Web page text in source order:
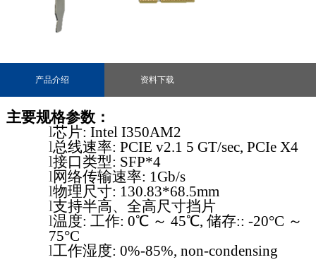
产品介绍 资料下载
主要规格参数：
l芯片:Intel I350AM2
l总线速率: PCIE v2.1 5 GT/sec, PCIe X4
l接口类型: SFP*4
l网络传输速率: 1Gb/s
l物理尺寸: 130.83*68.5mm
l支持半高、全高尺寸挡片
l温度:工作:0℃ ～ 45℃,储存:: -20°C ～
75°C
l工作湿度:0%-85%, non-condensing